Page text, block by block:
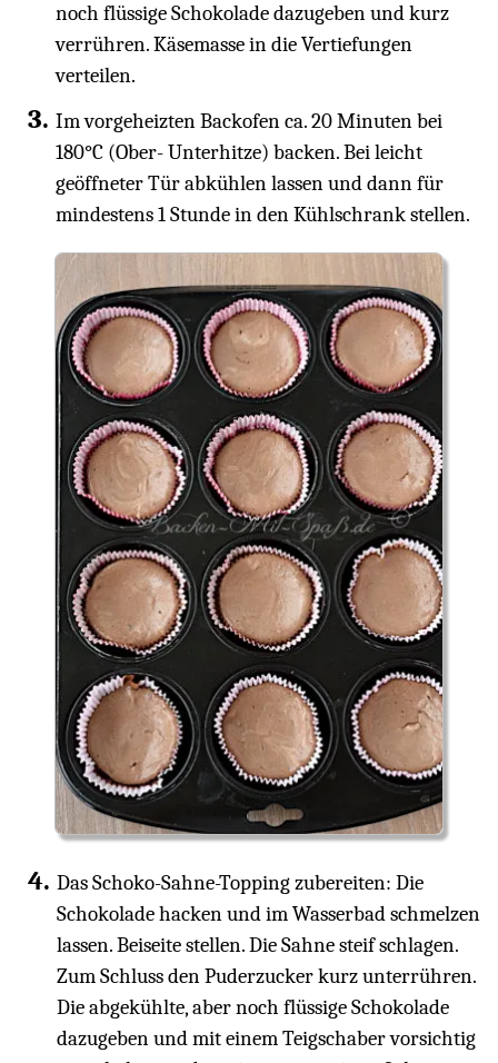
noch flüssige Schokolade dazugeben und kurz
verrühren. Käsemasse in die Vertiefungen
verteilen.
Im vorgeheizten Backofen ca. 20 Minuten bei
180°C (Ober- Unterhitze) backen. Bei leicht
geöffneter Tür abkühlen lassen und dann für
mindestens 1 Stunde in den Kühlschrank stellen.
Das Schoko-Sahne-Topping zubereiten: Die
Schokolade hacken und im Wasserbad schmelzen
lassen. Beiseite stellen. Die Sahne steif schlagen.
Zum Schluss den Puderzucker kurz unterrühren.
Die abgekühlte, aber noch flüssige Schokolade
dazugeben und mit einem Teigschaber vorsichtig